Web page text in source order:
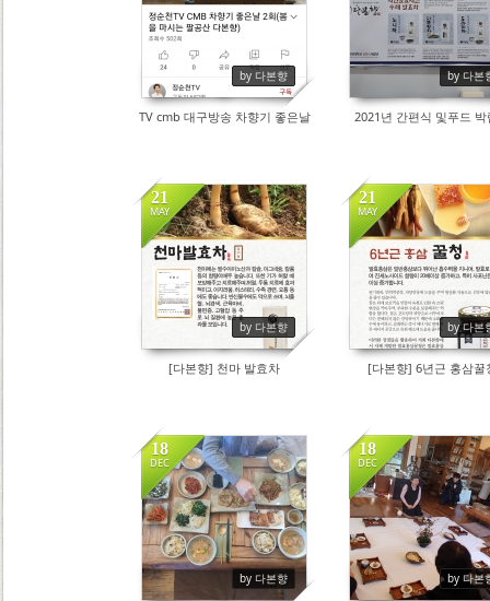
by 다본향
TV cmb 대구방송 차향기 좋은날
by 다본
2021년 간편식 및푸드 박
21
MAY
by 다본향
9237
[다본향] 천마 발효차
21
MAY
by 다본
8574
[다본향] 6년근 홍삼꿀
18
DEC
by 다본향
8418
18
DEC
by 다본
9212